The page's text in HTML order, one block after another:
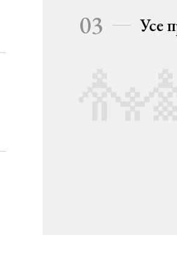
03 Усе